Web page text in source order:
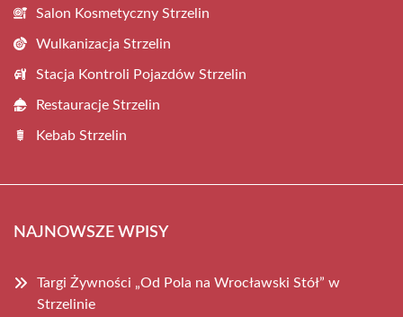
Salon Kosmetyczny Strzelin
Wulkanizacja Strzelin
Stacja Kontroli Pojazdów Strzelin
Restauracje Strzelin
Kebab Strzelin
NAJNOWSZE WPISY
Targi Żywności „Od Pola na Wrocławski Stół” w
Strzelinie